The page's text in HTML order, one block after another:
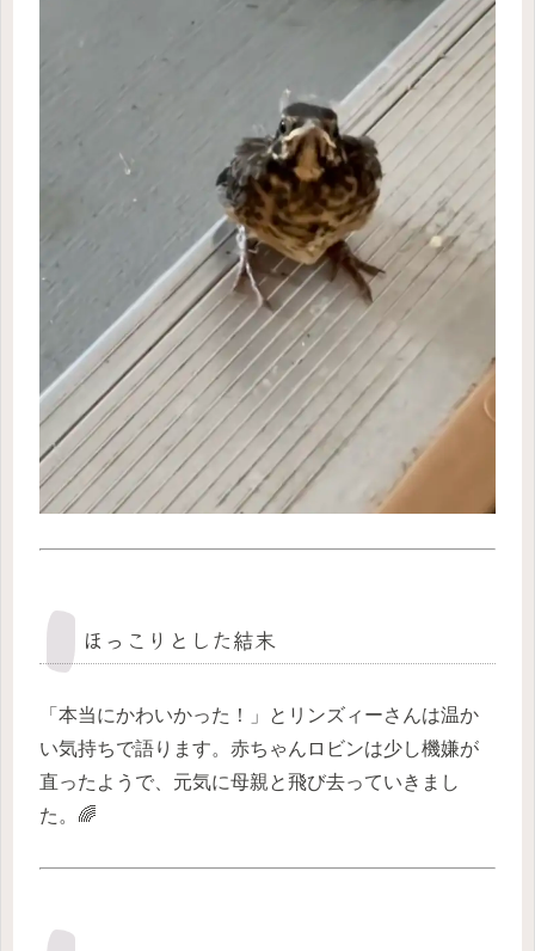
ほっこりとした結末
「本当にかわいかった！」とリンズィーさんは温か
い気持ちで語ります。赤ちゃんロビンは少し機嫌が
直ったようで、元気に母親と飛び去っていきまし
た。🌈